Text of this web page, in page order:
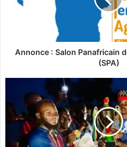
a
Annonce : Salon Panafricain
(SPA)
r
c